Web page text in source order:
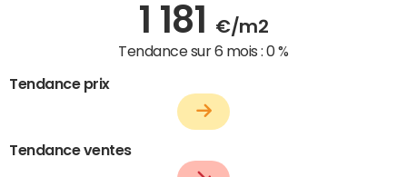
1 181 €/m2
Tendance sur 6 mois :0 %
Tendance prix
Tendance ventes